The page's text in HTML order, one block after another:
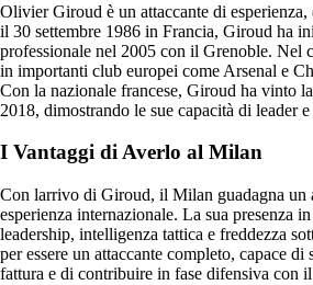
Olivier Giroud è un attaccante di
il 30 settembre 1986 in Francia, Giroud ha
professionale nel 2005 con il Grenoble. Nel
in importanti club europei come Arsenal e
Con la nazionale francese, Giroud ha vinto
2018, dimostrando le sue capacità di leader
I Vantaggi di Averlo al Milan
Con larrivo di Giroud, il Milan guadagna un
esperienza internazionale. La sua presenza
leadership, intelligenza tattica e freddezza
per essere un attaccante completo, capace
fattura e di contribuire in fase difensiva con